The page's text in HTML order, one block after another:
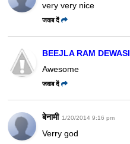
very very nice
जवाब दें
BEEJLA RAM DEWASI
Awesome
जवाब दें
बेनामी 1/20/2014 9:16 pm
Verry god